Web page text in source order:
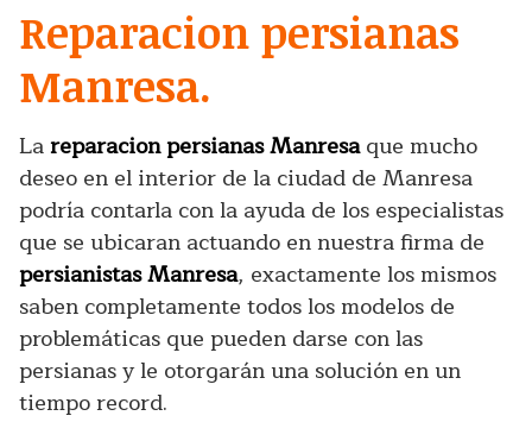
Reparacion persianas
Manresa.
Lareparacion persianas Manresaque mucho
deseo en el interior de la ciudad de Manresa
podría contarla con la ayuda de los especialistas
que se ubicaran actuando en nuestra firma de
persianistas Manresa, exactamente los mismos
saben completamente todos los modelos de
problemáticas que pueden darse con las
persianas y le otorgarán una solución en un
tiempo record.